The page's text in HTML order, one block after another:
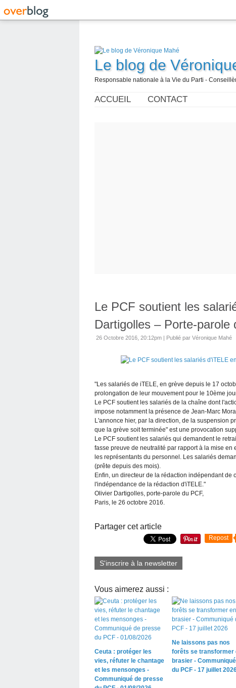
Le blog de
Responsable nationale à la Vie du Parti -
ACCUEIL CONTACT
Le PCF soutient les
Dartigolles – Porte-parole
26 Octobre 2016, 20:12pm | Publié par Véronique Mahé
"Les salariés de iTELE, en grève depuis le 17
prolongation de leur mouvement pour le 10ème
Le PCF soutient les salariés de la chaîne dont
impose notamment la présence de Jean-Marc
L'annonce hier, par la direction, de la suspension
que la grève soit terminée" est une provocation
Le PCF soutient les salariés qui demandent le
fasse preuve de neutralité par rapport à la mise
les représentants du personnel. Les salariés
(prête depuis des mois).
Enfin, un directeur de la rédaction indépendant de
l'indépendance de la rédaction d'iTELE."
Olivier Dartigolles, porte-parole du PCF,
Paris, le 26 octobre 2016.
Partager cet article
Repost
S'inscrire à la newsletter
Vous aimerez aussi :
Ceuta : protéger les
vies, réfuter le chantage
et les mensonges -
Communiqué de presse
Ne laissons pas nos
forêts se transformer
brasier - Communiqué
du PCF - 17 juillet